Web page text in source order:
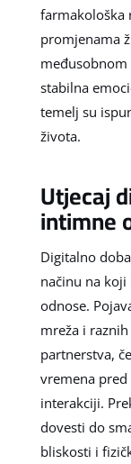
farmakološka
promjenama
stabilna
temelj su
života.
Utjecaj
intimne
Digitalno
načinu na
odnose.
mreža i
partnerstva,
vremena
interakciji.
dovesti do
bliskosti i